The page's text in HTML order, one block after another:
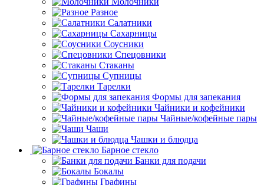
Разное
Салатники
Сахарницы
Соусники
Спецовники
Стаканы
Супницы
Тарелки
Формы для запекания
Чайники и кофейники
Чайные/кофейные пары
Чаши
Чашки и блюдца
Барное стекло
Банки для подачи
Бокалы
Графины